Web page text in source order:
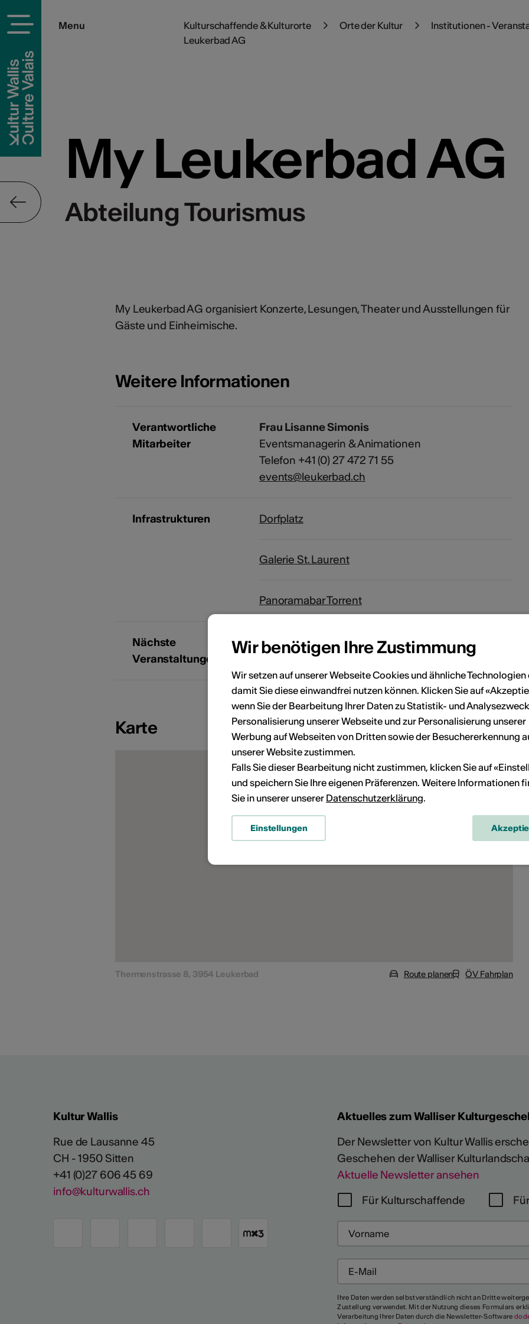
Menu Kulturschaffende & Kulturorte Orte der Kultur
Institutionen -
Leukerbad AG
My Leukerbad AG
Abteilung Tourismus
My Leukerbad AG organisiert Konzerte, Lesungen, Theater und Ausstellungen für
Gäste und Einheimische.
Weitere Informationen
Verantwortliche
Mitarbeiter
Frau Lisanne Simonis
Eventsmanagerin & Animationen
Telefon +41 (0) 27 472 71 55
events@leukerbad.ch
Infrastrukturen Dorfplatz
Galerie St. Laurent
Panoramabar Torrent
Nächste
Veranstaltungen
08.08.2026
Summer Acts - Musiknächte unter freiem Himmel
Karte
Thermenstrasse 8, 3954 Leukerbad Route planen ÖV Fahrplan
Kultur Wallis
Rue de Lausanne 45
CH - 1950 Sitten
+41 (0)27 606 45 69
info@kulturwallis.ch
Aktuelles zum Walliser
Der Newsletter von Kultur Wallis
Geschehen der Walliser
Aktuelle Newsletter ansehen
Für Kulturschaffende
Ihre Daten werden selbstverständlich nicht an Dritte
Zustellung verwendet. Mit der Nutzung dieses Formulars
Verarbeitung Ihrer Daten durch die Newsletter-Software
Wir benötigen Ihre Zustimmung
Wir setzen auf unserer Webseite Cookies und ähnliche Technologien
damit Sie diese einwandfrei nutzen können. Klicken Sie auf
wenn Sie der Bearbeitung Ihrer Daten zu Statistik- und
Personalisierung unserer Webseite und zur Personalisierung unserer
Werbung auf Webseiten von Dritten sowie der Besuchererkennung
unserer Website zustimmen.
Falls Sie dieser Bearbeitung nicht zustimmen, klicken Sie auf
und speichern Sie Ihre eigenen Präferenzen. Weitere Informationen
Sie in unserer unserer Datenschutzerklärung.
Einstellungen